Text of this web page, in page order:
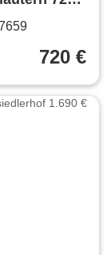
720 €